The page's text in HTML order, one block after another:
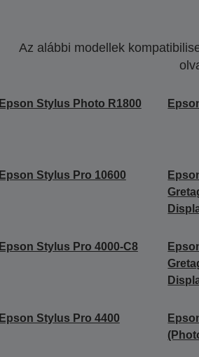
Az alábbi modellek
Epson Stylus Photo R1800
Epson Stylus Pro 10600
Epson Stylus Pro 4000-C8
Epson Stylus Pro 4400